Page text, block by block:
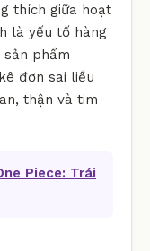
thích giữa hoạt
là yếu tố hàng
sản phẩm
đơn sai liều
thận và tim
Piece: Trái